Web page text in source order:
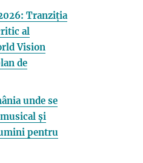
Tranziția
al
Vision
de
unde se
și
pentru